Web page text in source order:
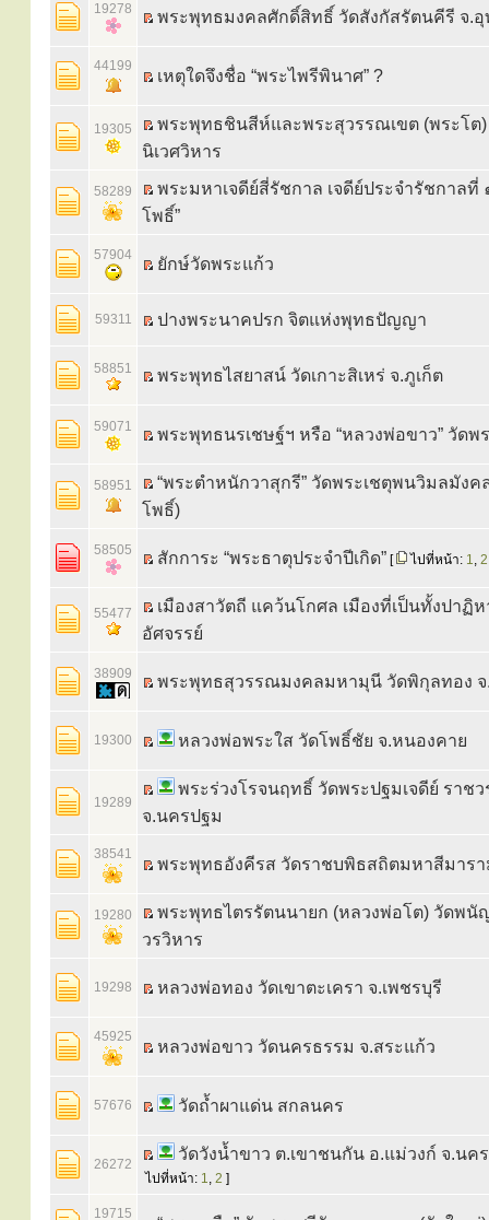
19278 พระพุทธมงคลศักดิ์สิทธิ์ วัดสังกัสรัตนคีรี จ.
44199
เหตุใดจึงชื่อ “พระไพรีพินาศ” ?
19305
พระพุทธชินสีห์และพระสุวรรณเขต (พระโต)
นิเวศวิหาร
58289
พระมหาเจดีย์สี่รัชกาล เจดีย์ประจำรัชกาลที่
โพธิ์”
57904 ยักษ์วัดพระแก้ว
59311 ปางพระนาคปรก จิตแห่งพุทธปัญญา
58851 พระพุทธไสยาสน์ วัดเกาะสิเหร่ จ.ภูเก็ต
59071 พระพุทธนรเชษฐ์ฯ หรือ “หลวงพ่อขาว” วัดพ
58951
“พระตำหนักวาสุกรี” วัดพระเชตุพนวิมลมังค
โพธิ์)
58505 สักการะ “พระธาตุประจำปีเกิด” [ ไปที่หน้า: 1, 2
55477
เมืองสาวัตถี แคว้นโกศล เมืองที่เป็นทั้งปาฏิ
อัศจรรย์
38909 พระพุทธสุวรรณมงคลมหามุนี วัดพิกุลทอง จ
19300 หลวงพ่อพระใส วัดโพธิ์ชัย จ.หนองคาย
19289
พระร่วงโรจนฤทธิ์ วัดพระปฐมเจดีย์ ราช
จ.นครปฐม
38541
พระพุทธอังคีรส วัดราชบพิธสถิตมหาสีมาร
19280
พระพุทธไตรรัตนนายก (หลวงพ่อโต) วัดพนั
วรวิหาร
19298 หลวงพ่อทอง วัดเขาตะเครา จ.เพชรบุรี
45925
หลวงพ่อขาว วัดนครธรรม จ.สระแก้ว
57676 วัดถ้ำผาแด่น สกลนคร
26272
วัดวังน้ำขาว ต.เขาชนกัน อ.แม่วงก์ จ.นค
ไปที่หน้า: 1, 2 ]
19715